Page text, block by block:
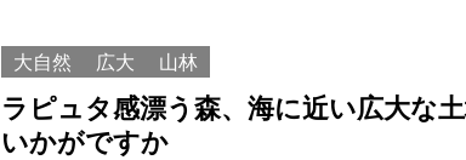
大自然 広大 山林
ラピュタ感漂う森、海に近い広大な
いかがですか